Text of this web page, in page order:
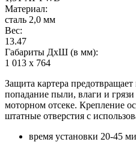
Материал:
сталь 2,0 мм
Вес:
13.47
Габариты ДхШ (в мм):
1 013 х 764
Защита картера
попадание пыли, влаги и
моторном отсеке. Крепление
штатные отверстия с
время установки 20-45